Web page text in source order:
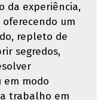
da experiência,
oferecendo um
repleto de
segredos,
em modo
trabalho em